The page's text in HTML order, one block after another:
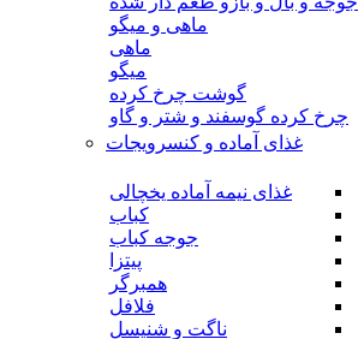
ماهی و میگو
ماهی
میگو
گوشت چرخ کرده
چرخ کرده گوسفند و شتر و گاو
غذای آماده و کنسرویجات
غذای نیمه آماده یخچالی
کباب
جوجه کباب
پیتزا
همبرگر
فلافل
ناگت و شنیسل